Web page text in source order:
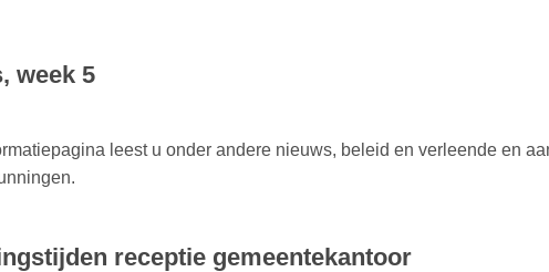
week 5
leest u onder andere nieuws, beleid en verleende en
receptie gemeentekantoor